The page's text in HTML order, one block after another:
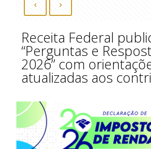
Receita Federal
“Perguntas e
2026” com
atualizadas aos